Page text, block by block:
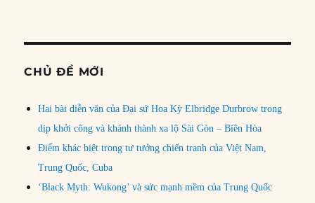
CHỦ ĐỀ MỚI
Hai bài diễn văn của Đại sứ Hoa Kỳ Elbridge Durbrow trong
dịp khởi công và khánh thành xa lộ Sài Gòn – Biên Hòa
Điểm khác biệt trong tư tưởng chiến tranh của Việt Nam,
Trung Quốc, Cuba
‘Black Myth: Wukong’ và sức mạnh mềm của Trung Quốc